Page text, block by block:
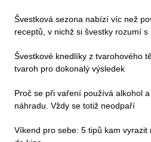
Švestková sezona nabízí víc než
receptů, v nichž si švestky rozumí
Švestkové knedlíky z tvarohového
tvaroh pro dokonalý výsledek
Proč se při vaření používá alkohol
náhradu. Vždy se totiž neodpaří
Víkend pro sebe: 5 tipů kam vyrazit